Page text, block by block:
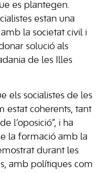
es plantegen.
estan una
la societat civil i
solució als
de les Illes
els socialistes de les
estat coherents, tant
l’oposició”, i ha
la formació amb la
durant les
amb polítiques com